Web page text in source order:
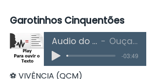
Garotinhos Cinquentões
Áudio do Texto Ouça Aqui
-03:49
⚽ VIVÊNCIA (QCM)